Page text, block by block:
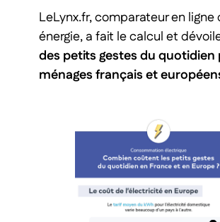
LeLynx.fr, comparateur en ligne
énergie, a fait le calcul et
des petits gestes du quotidien
ménages français et